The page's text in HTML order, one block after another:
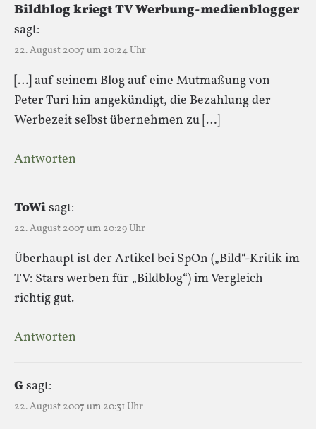
Bildblog kriegt TV Werbung-medienblogger
sagt:
22. August 2007 um 20:24 Uhr
[…] auf seinem Blog auf eine Mutmaßung von
Peter Turi hin angekündigt, die Bezahlung der
Werbezeit selbst übernehmen zu […]
Antworten
ToWisagt:
22. August 2007 um 20:29 Uhr
Überhaupt ist der Artikel bei SpOn („Bild“-Kritik im
TV: Stars werben für „Bildblog“) im Vergleich
richtig gut.
Antworten
G sagt:
22. August 2007 um 20:31 Uhr